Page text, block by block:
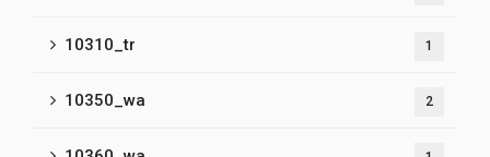
10310_tr 1
10350_wa 2